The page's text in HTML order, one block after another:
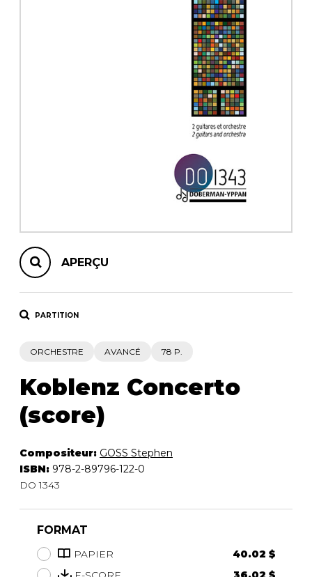
APERÇU
PARTITION
ORCHESTRE AVANCÉ 78 P.
Koblenz Concerto
(score)
Compositeur: GOSS Stephen
ISBN: 978-2-89796-122-0
DO 1343
FORMAT
PAPIER
40.02 $